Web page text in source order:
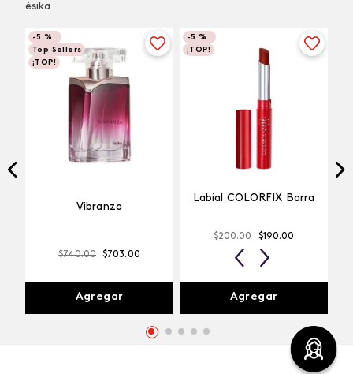
ésika
-5 %
Top Sellers
¡TOP!
Vibranza
740.00 $703.00
-5 %
¡TOP!
Labial COLORFIX Barra
$190
Pimienta Caliente